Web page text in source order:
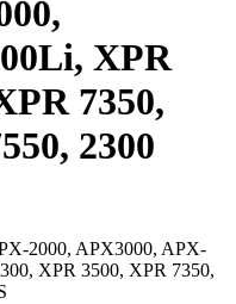
XPR
7350,
2300
2000, APX3000, APX-
XPR 3500, XPR 7350,